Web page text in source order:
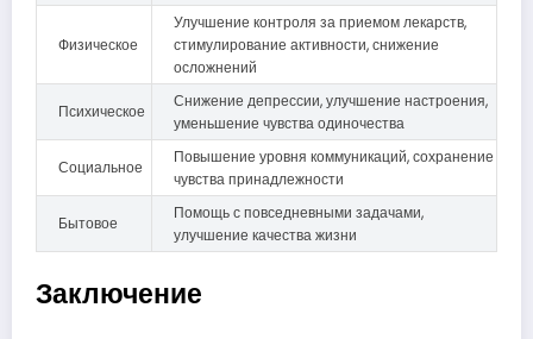
Физическое
Улучшение контроля за приемом лекарств,
стимулирование активности, снижение
осложнений
Психическое
Снижение депрессии, улучшение настроения,
уменьшение чувства одиночества
Социальное
Повышение уровня коммуникаций, сохранение
чувства принадлежности
Бытовое
Помощь с повседневными задачами,
улучшение качества жизни
Заключение